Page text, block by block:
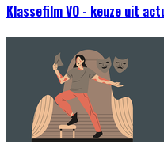
Klassefilm VO - keuze uit